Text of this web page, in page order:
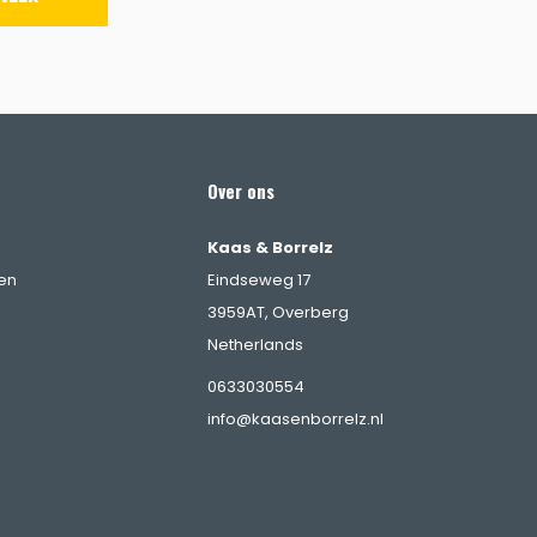
Over ons
Kaas & Borrelz
Eindseweg 17
3959AT, Overberg
Netherlands
0633030554
info@kaasenborrelz.nl